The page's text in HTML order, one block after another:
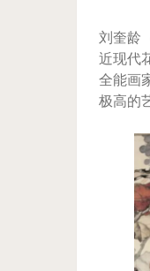
刘奎龄
近现代
全能画
极高的